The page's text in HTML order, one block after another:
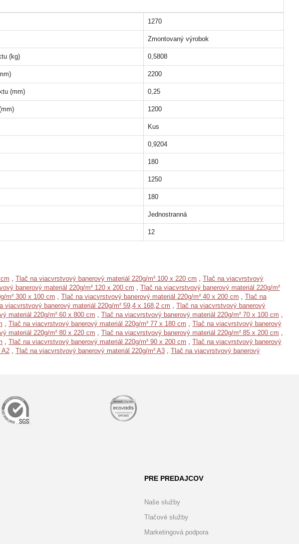
1270
Zmontovaný výrobok
(kg) 0,5808
2200
(mm) 0,25
1200
Kus
0,9204
180
1250
180
Jednostranná
12
, Tlač na viacvrstvový banerový materiál 220g/m² 100 x 220 cm , Tlač na viacvrstvový
banerový materiál 220g/m² 120 x 200 cm , Tlač na viacvrstvový banerový materiál 220g/m²
m² 300 x 100 cm , Tlač na viacvrstvový banerový materiál 220g/m² 40 x 200 cm , Tlač na
viacvrstvový banerový materiál 220g/m² 59,4 x 168,2 cm , Tlač na viacvrstvový banerový
materiál 220g/m² 60 x 800 cm , Tlač na viacvrstvový banerový materiál 220g/m² 70 x 100 cm ,
, Tlač na viacvrstvový banerový materiál 220g/m² 77 x 180 cm , Tlač na viacvrstvový banerový
materiál 220g/m² 80 x 220 cm , Tlač na viacvrstvový banerový materiál 220g/m² 85 x 200 cm ,
, Tlač na viacvrstvový banerový materiál 220g/m² 90 x 200 cm , Tlač na viacvrstvový banerový
A2 , Tlač na viacvrstvový banerový materiál 220g/m² A3 , Tlač na viacvrstvový banerový
PRE PREDAJCOV
Naše služby
Tlačové služby
Marketingová podpora